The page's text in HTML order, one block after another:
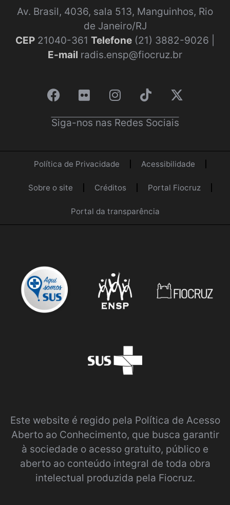
Av. Brasil, 4036, sala 513, Manguinhos, Rio
de Janeiro/RJ
CEP 21040-361 Telefone (21) 3882-9026 |
E-mail radis.ensp@fiocruz.br
Siga-nos nas Redes Sociais
Política de Privacidade Acessibilidade
Sobre o site Créditos Portal Fiocruz
Portal da transparência
Este website é regido pela Política de Acesso
Aberto ao Conhecimento, que busca garantir
à sociedade o acesso gratuito, público e
aberto ao conteúdo integral de toda obra
intelectual produzida pela Fiocruz.